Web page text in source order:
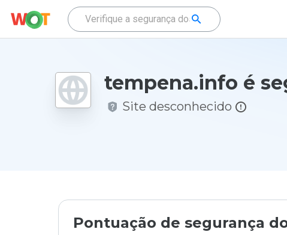
tempena.info é
Site desconhecido
Pontuação de segurança